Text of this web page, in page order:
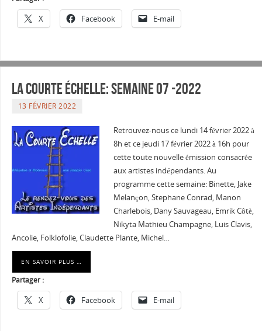
X Facebook E-mail
La courte échelle: semaine 07 -2022
13 FÉVRIER 2022
Retrouvez-nous ce lundi 14 février 2022 à
8h et ce jeudi 17 février 2022 à 16h pour
cette toute nouvelle émission consacrée
aux artistes indépendants. Au
programme cette semaine: Binette, Jake
Melançon, Stephane Conrad, Manon
Charlebois, Dany Sauvageau, Emrik Côtè,
Nikyta Mathieu Champagne, Luis Clavis,
Ancolie, Folklofolie, Claudette Plante, Michel…
EN SAVOIR PLUS …
Partager :
X Facebook E-mail